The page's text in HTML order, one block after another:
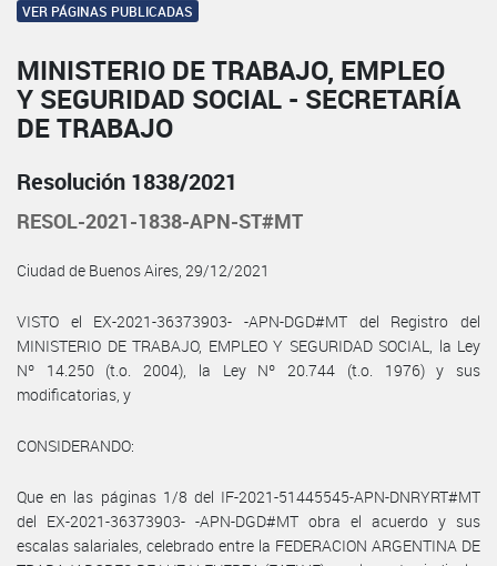
VER PÁGINAS PUBLICADAS
MINISTERIO DE TRABAJO, EMPLEO
Y SEGURIDAD SOCIAL - SECRETARÍA
DE TRABAJO
Resolución 1838/2021
RESOL-2021-1838-APN-ST#MT
Ciudad de Buenos Aires, 29/12/2021
VISTO el EX-2021-36373903- -APN-DGD#MT del Registro del
MINISTERIO DE TRABAJO, EMPLEO Y SEGURIDAD SOCIAL, la Ley
Nº 14.250 (t.o. 2004), la Ley Nº 20.744 (t.o. 1976) y sus
modificatorias, y
CONSIDERANDO:
Que en las páginas 1/8 del IF-2021-51445545-APN-DNRYRT#MT
del EX-2021-36373903- -APN-DGD#MT obra el acuerdo y sus
escalas salariales, celebrado entre la FEDERACION ARGENTINA DE